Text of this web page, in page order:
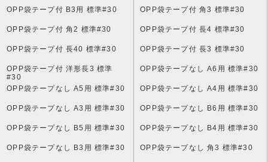
OPP袋テープ付 B3用 標準#30 OPP袋テープ付 角3 標準#30
OPP袋テープ付 角2 標準#30 OPP袋テープ付 長4 標準#30
OPP袋テープ付 長40 標準#30 OPP袋テープ付 長3 標準#30
OPP袋テープ付 洋形長3 標準
#30
OPP袋テープなし A6用 標準#30
OPP袋テープなし A5用 標準#30 OPP袋テープなし A4用 標準#30
OPP袋テープなし A3用 標準#30 OPP袋テープなし B6用 標準#30
OPP袋テープなし B5用 標準#30 OPP袋テープなし B4用 標準#30
OPP袋テープなし B3用 標準#30 OPP袋テープなし 角3 標準#30